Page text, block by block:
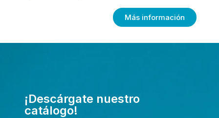
Más información
¡Descárgate nuestro
catálogo!